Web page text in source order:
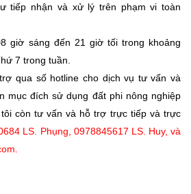
tiếp nhận và xử lý trên phạm vi toàn
giờ sáng đến 21 giờ tối trong khoảng
7 trong tuần.
qua số hotline cho dịch vụ tư vấn và
mục đích sử dụng đất phi nông nghiệp
còn tư vấn và hỗ trợ trực tiếp và trực
LS. Phụng, 0978845617 LS. Huy, và